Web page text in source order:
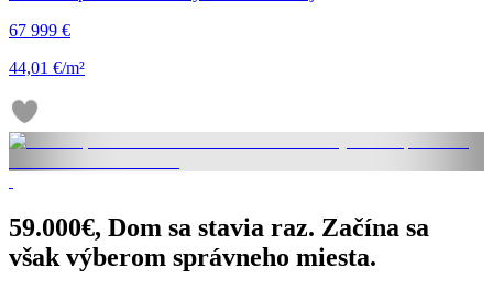
67 999 €
44,01 €/m²
59.000€, Dom sa stavia raz. Začína sa
však výberom správneho miesta.